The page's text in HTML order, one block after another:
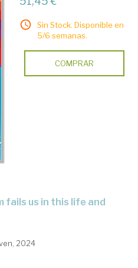
Sin Stock. Disponible en
5/6 semanas.
COMPRAR
2024